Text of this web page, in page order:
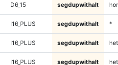
D6_15 segdupwithalt
I16_PLUS segdupwithalt *
I16_PLUS segdupwithalt het
I16_PLUS segdupwithalt